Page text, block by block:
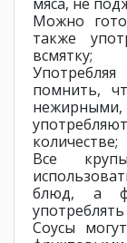
Можно
также
всмятку;
помнить,
нежирными,
количестве;
Все
блюд, а
Соусы